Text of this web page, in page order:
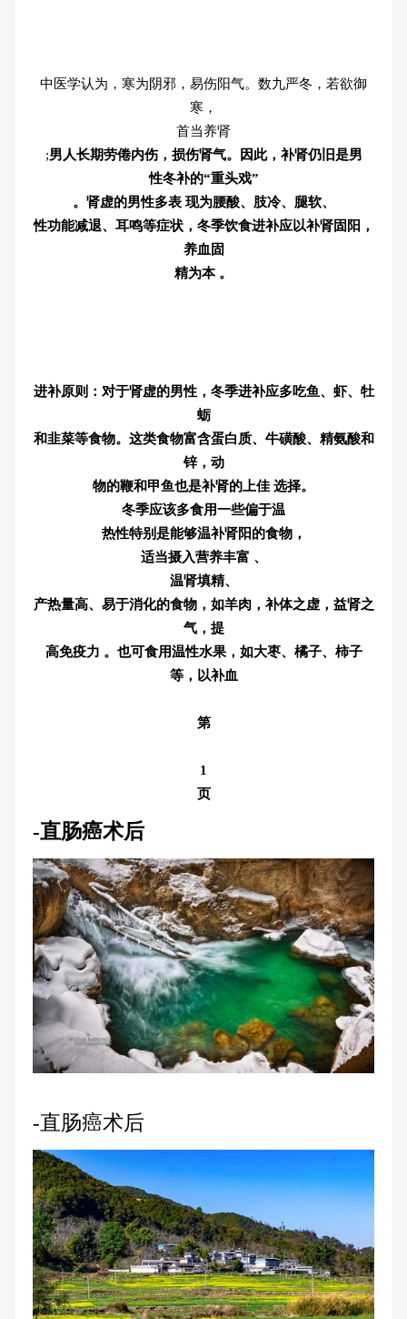
中医学认为，寒为阴邪，易伤阳气。数九严冬，若欲御
寒，
首当养肾
;男人长期劳倦内伤，损伤肾气。因此，补肾仍旧是男
性冬补的“重头戏”
。肾虚的男性多表 现为腰酸、肢冷、腿软、
性功能减退、耳鸣等症状，冬季饮食进补应以补肾固阳，
养血固
精为本 。
进补原则：对于肾虚的男性，冬季进补应多吃鱼、虾、牡
蛎
和韭菜等食物。这类食物富含蛋白质、牛磺酸、精氨酸和
锌，动
物的鞭和甲鱼也是补肾的上佳 选择。
冬季应该多食用一些偏于温
热性特别是能够温补肾阳的食物，
适当摄入营养丰富 、
温肾填精、
产热量高、易于消化的食物，如羊肉，补体之虚，益肾之
气，提
高免疫力 。也可食用温性水果，如大枣、橘子、柿子
等，以补血
第
1
页
-直肠癌术后
-直肠癌术后